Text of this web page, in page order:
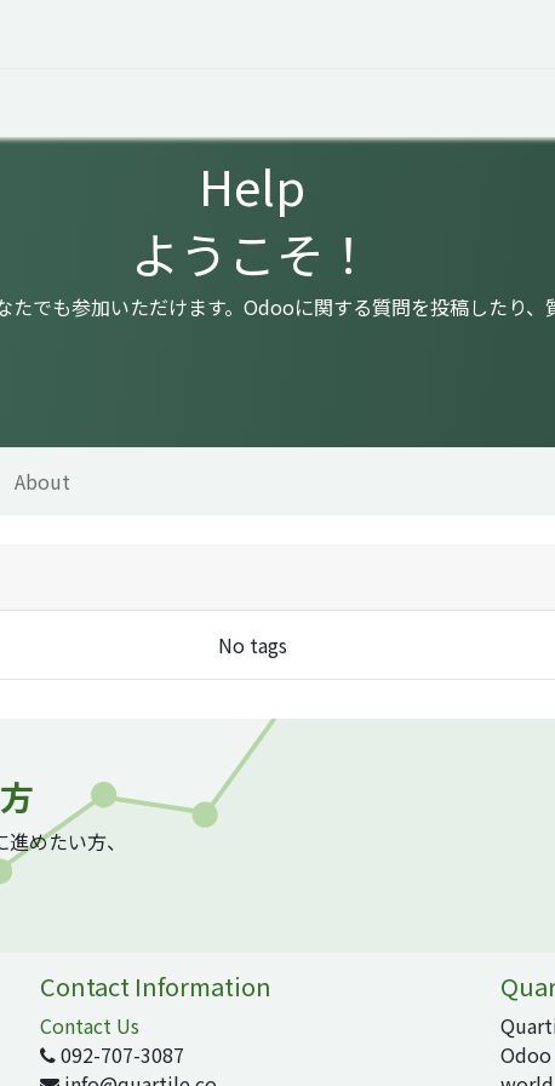
Help
ようこそ！
でも参加いただけます。Odooに関する質問を投稿したり、
About
No tags
めたい方、
Contact Information
Contact Us
092-707-3087